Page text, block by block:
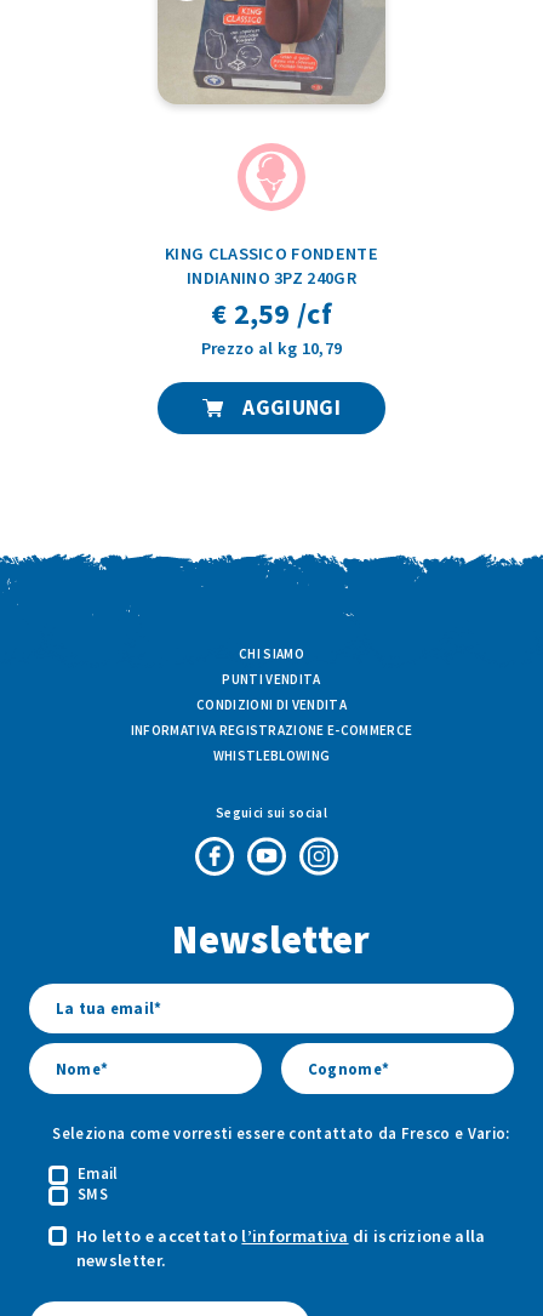
KING CLASSICO FONDENTE
INDIANINO 3PZ 240GR
€ 2,59 /cf
Prezzo al kg 10,79
AGGIUNGI
CHI SIAMO
PUNTI VENDITA
CONDIZIONI DI VENDITA
INFORMATIVA REGISTRAZIONE E-COMMERCE
WHISTLEBLOWING
Seguici sui social
di
di
di
Newsletter
Seleziona come vorresti essere contattato da Fresco e Vario:
Email
SMS
Ho letto e accettato l’informativa di iscrizione alla
newsletter.